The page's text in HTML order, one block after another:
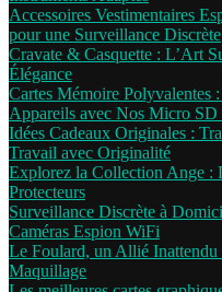
Accessoires Vestimentaires
pour une Surveillance Discrète
Cravate & Casquette : L’Art
Élégance
Cartes Mémoire Polyvalentes
Appareils avec Nos Micro SD
Idées Cadeaux Originales :
Travail avec Originalité
Explorez la Collection Ange :
Protecteurs
Surveillance Discrète à
Caméras Espion WiFi
Le Foulard, un Allié
Maquillage